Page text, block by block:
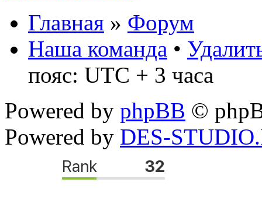
Главная » Форум
Наша команда •
пояс: UTC + 3 часа
Powered by phpBB ©
Powered by DES-